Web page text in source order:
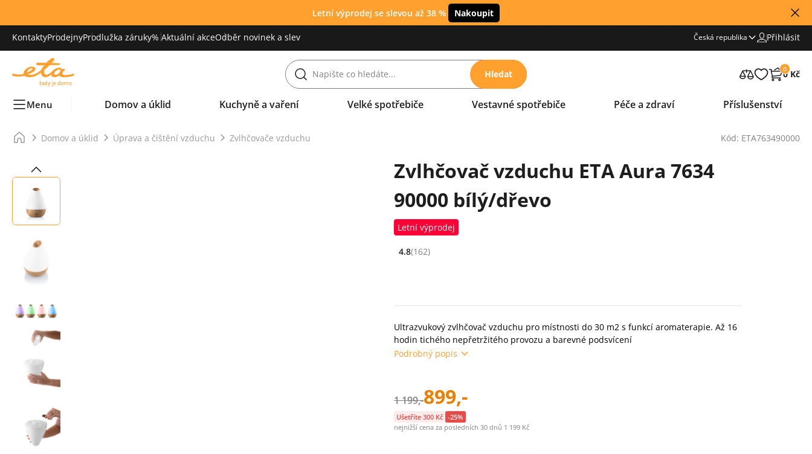
Letní výprodej se slevou až 38 % Nakoupit
KontaktyProdejnyProdlužka záruky% Aktuální akceOdběr novinek a slev Česká republika Přihlásit
Hledat 0
0 Kč
Menu Domov a úklid Kuchyně a vaření Velké spotřebiče Vestavné spotřebiče Péče a zdraví Příslušenství
Domov a úklid Úprava a čištění vzduchu Zvlhčovače vzduchu Kód: ETA763490000
Zvlhčovač vzduchu ETA Aura 7634
90000 bílý/dřevo
Letní výprodej
Hodnocení: 4.8 z 5 (162 recenzí)
4.8(162)
Ultrazvukový zvlhčovač vzduchu pro místnosti do 30 m2 s funkcí aromaterapie. Až 16
hodin tichého nepřetržitého provozu a barevné podsvícení
Podrobný popis
1 199,-899,-
Ušetříte 300 Kč -25%
nejnižší cena za posledních 30 dnů 1 199 Kč